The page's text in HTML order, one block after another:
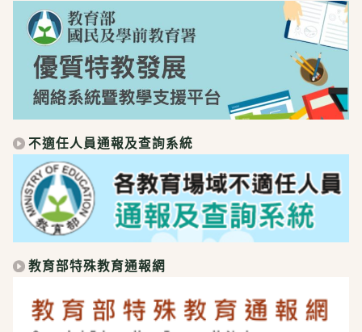
不適任人員通報及查詢系統
教育部特殊教育通報網